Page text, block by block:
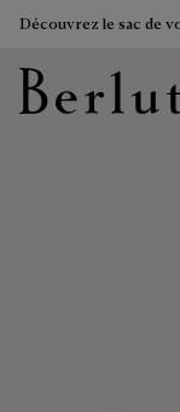
Découvrez le sac de